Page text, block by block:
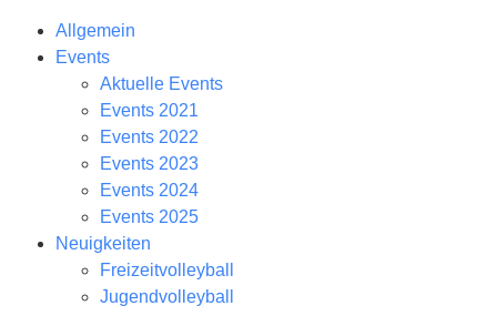
Allgemein
Events
Aktuelle Events
Events 2021
Events 2022
Events 2023
Events 2024
Events 2025
Neuigkeiten
Freizeitvolleyball
Jugendvolleyball